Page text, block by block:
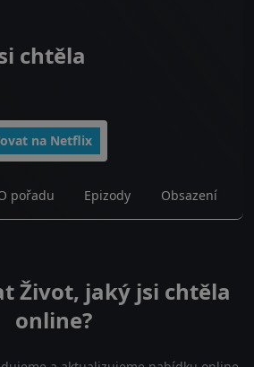
chtěla
na Netflix
pořadu Epizody Obsazení
Život, jaký jsi chtěla
online?